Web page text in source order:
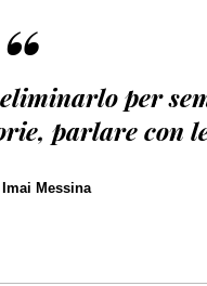
“
per
parlare con
Imai Messina